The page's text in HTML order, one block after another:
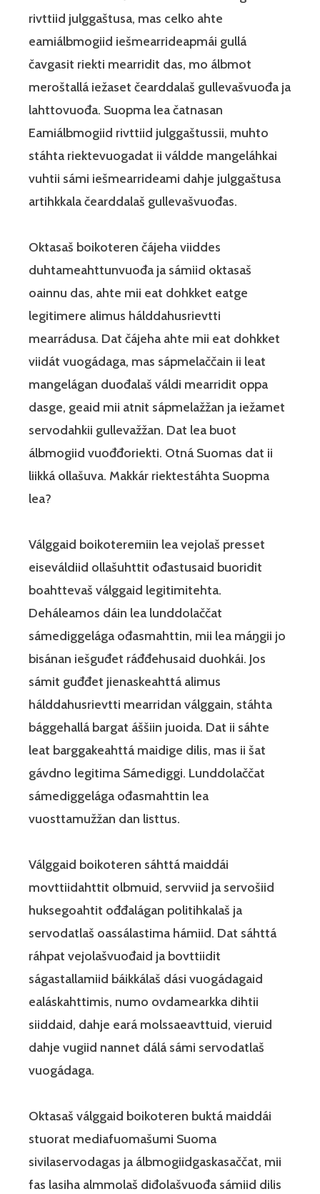
rivttiid julggaštusa, mas celko ahte
eamiálbmogiid iešmearrideapmái gullá
čavgasit riekti mearridit das, mo álbmot
meroštallá iežaset čearddalaš gullevašvuođa ja
lahttovuođa. Suopma lea čatnasan
Eamiálbmogiid rivttiid julggaštussii, muhto
stáhta riektevuogadat ii váldde mangeláhkai
vuhtii sámi iešmearrideami dahje julggaštusa
artihkkala čearddalaš gullevašvuođas.
Oktasaš boikoteren čájeha viiddes
duhtameahttunvuođa ja sámiid oktasaš
oainnu das, ahte mii eat dohkket eatge
legitimere alimus hálddahusrievtti
mearrádusa. Dat čájeha ahte mii eat dohkket
viidát vuogádaga, mas sápmelaččain ii leat
mangelágan duođalaš váldi mearridit oppa
dasge, geaid mii atnit sápmelažžan ja iežamet
servodahkii gullevažžan. Dat lea buot
álbmogiid vuođđoriekti. Otná Suomas dat ii
liikká ollašuva. Makkár riektestáhta Suopma
lea?
Válggaid boikoteremiin lea vejolaš presset
eiseváldiid ollašuhttit ođastusaid buoridit
boahttevaš válggaid legitimitehta.
Deháleamos dáin lea lunddolaččat
sámediggelága ođasmahttin, mii lea máŋgii jo
bisánan iešguđet ráđđehusaid duohkái. Jos
sámit guđđet jienaskeahttá alimus
hálddahusrievtti mearridan válggain, stáhta
bággehallá bargat áššiin juoida. Dat ii sáhte
leat barggakeahttá maidige dilis, mas ii šat
gávdno legitima Sámediggi. Lunddolaččat
sámediggelága ođasmahttin lea
vuosttamužžan dan listtus.
Válggaid boikoteren sáhttá maiddái
movttiidahttit olbmuid, servviid ja servošiid
huksegoahtit ođđalágan politihkalaš ja
servodatlaš oassálastima hámiid. Dat sáhttá
ráhpat vejolašvuođaid ja bovttiidit
ságastallamiid báikkálaš dási vuogádagaid
ealáskahttimis, numo ovdamearkka dihtii
siiddaid, dahje eará molssaeavttuid, vieruid
dahje vugiid nannet dálá sámi servodatlaš
vuogádaga.
Oktasaš válggaid boikoteren buktá maiddái
stuorat mediafuomašumi Suoma
sivilaservodagas ja álbmogiidgaskasaččat, mii
fas lasiha almmolaš diđolašvuođa sámiid dilis